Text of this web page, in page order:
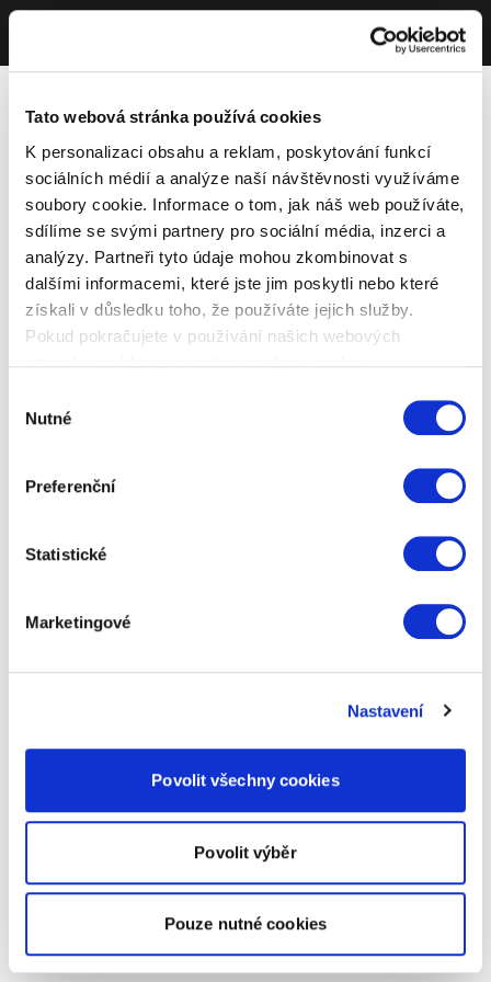
Tato webová stránka používá cookies
K personalizaci obsahu a reklam, poskytování funkcí
sociálních médií a analýze naší návštěvnosti využíváme
soubory cookie. Informace o tom, jak náš web používáte,
sdílíme se svými partnery pro sociální média, inzerci a
analýzy. Partneři tyto údaje mohou zkombinovat s
dalšími informacemi, které jste jim poskytli nebo které
získali v důsledku toho, že používáte jejich služby.
Pokud pokračujete v používání našich webových
souhlasu
Nutné
Preferenční
Statistické
Marketingové
Nastavení
Povolit všechny cookies
Povolit výběr
Pouze nutné cookies